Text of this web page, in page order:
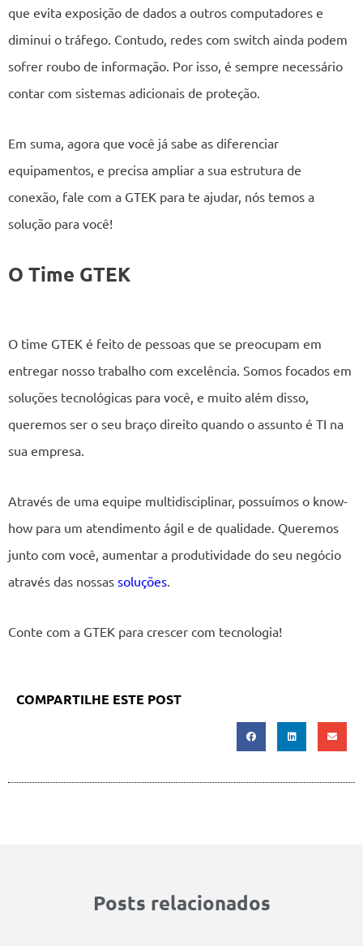
que evita exposição de dados a outros computadores e
diminui o tráfego. Contudo, redes com switch ainda podem
sofrer roubo de informação. Por isso, é sempre necessário
contar com sistemas adicionais de proteção.
Em suma, agora que você já sabe as diferenciar
equipamentos, e precisa ampliar a sua estrutura de
conexão, fale com a GTEK para te ajudar, nós temos a
solução para você!
O Time GTEK
O time GTEK é feito de pessoas que se preocupam em
entregar nosso trabalho com excelência. Somos focados em
soluções tecnológicas para você, e muito além disso,
queremos ser o seu braço direito quando o assunto é TI na
sua empresa.
Através de uma equipe multidisciplinar, possuímos o know-
how para um atendimento ágil e de qualidade. Queremos
junto com você, aumentar a produtividade do seu negócio
através das nossas soluções
Conte com a GTEK para crescer com tecnologia!
COMPARTILHE ESTE POST
Posts relacionados